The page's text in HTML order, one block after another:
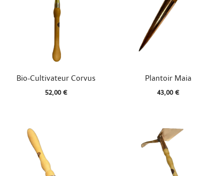
Aperçu rapide
Bio-Cultivateur Corvus
52,00 €
Aperçu rapide
Plantoir Maia
43,00 €